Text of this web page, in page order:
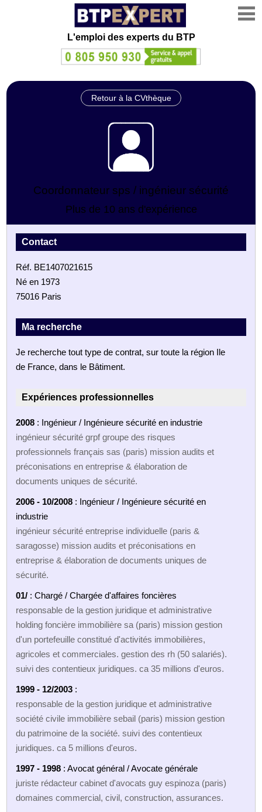
L'emploi des experts du BTP
Retour à la CVthèque
Coordonnateur sps / ingénieur sécurité
Plus de 10 ans d'expérience
Contact
Réf. BE1407021615
Né en 1973
75016 Paris
Ma recherche
Je recherche tout type de contrat, sur toute la région Ile
de France, dans le Bâtiment.
Expériences professionnelles
2008 : Ingénieur / Ingénieure sécurité en industrie
ingénieur sécurité grpf groupe des risques
professionnels français sas (paris) mission audits et
préconisations en entreprise & élaboration de
documents uniques de sécurité.
2006 - 10/2008 : Ingénieur / Ingénieure sécurité en
industrie
ingénieur sécurité entreprise individuelle (paris &
saragosse) mission audits et préconisations en
entreprise & élaboration de documents uniques de
sécurité.
01/ : Chargé / Chargée d'affaires foncières
responsable de la gestion juridique et administrative
holding foncière immobilière sa (paris) mission gestion
d'un portefeuille constitué d'activités immobilières,
agricoles et commerciales. gestion des rh (50 salariés).
suivi des contentieux juridiques. ca 35 millions d'euros.
1999 - 12/2003 :
responsable de la gestion juridique et administrative
société civile immobilière sebail (paris) mission gestion
du patrimoine de la société. suivi des contentieux
juridiques. ca 5 millions d'euros.
1997 - 1998 : Avocat général / Avocate générale
juriste rédacteur cabinet d'avocats guy espinoza (paris)
domaines commercial, civil, construction, assurances.